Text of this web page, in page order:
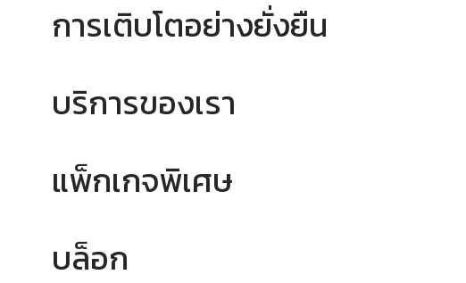
การเติบโตอย่างยั่งยืน
บริการของเรา
แพ็กเกจพิเศษ
บล็อก